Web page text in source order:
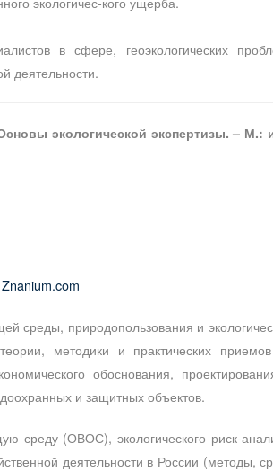
в сфере, геоэкологических
деятельности.
экологической экспертизы. – М.:
среды, природопользования и
методики и практических приемов
обоснования,
и защитных объектов.
среду (ОВОС), экологического риск-
деятельности в России (методы,